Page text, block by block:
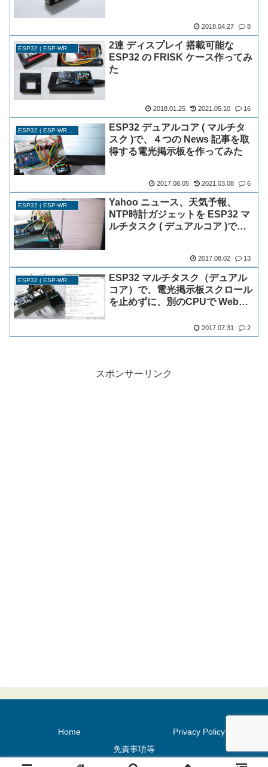
2018.04.27 8
ESP32 ( ESP-WROOM-32 )
2連 ディスプレイ 搭載可能な
ESP32 の FRISK ケース作ってみ
た
2018.01.25 2021.05.10 16
ESP32 ( ESP-WROOM-32 )
ESP32 デュアルコア ( マルチタ
スク )で、４つの News 記事を取
得する電光掲示板を作ってみた
2017.08.05 2021.03.08 6
ESP32 ( ESP-WROOM-32 )
Yahoo ニュース、天気予報、
NTP時計ガジェットを ESP32 マ
ルチタスク ( デュアルコア )で動
2017.08.02 13
ESP32 ( ESP-WROOM-32 )
ESP32 マルチタスク（デュアル
コア）で、電光掲示板スクロール
を止めずに、別のCPUで Web
2017.07.31 2
スポンサーリンク
Home
Privacy Policy
免責事項等